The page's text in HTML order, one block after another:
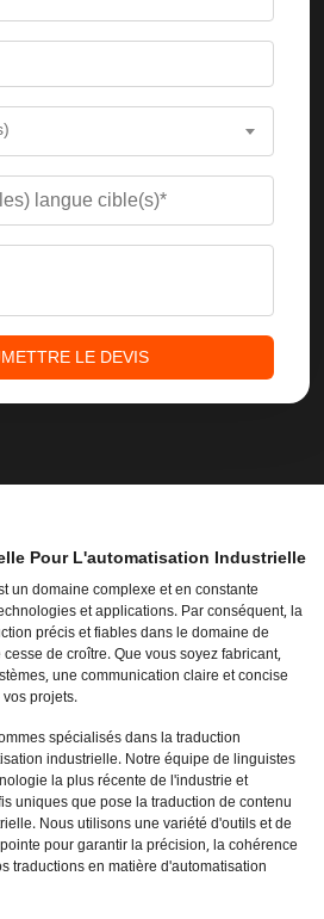
LE DEVIS
Pour L'automatisation Industrielle
un domaine complexe et en constante
et applications. Par conséquent, la
précis et fiables dans le domaine de
de croître. Que vous soyez fabricant,
une communication claire et concise
projets.
spécialisés dans la traduction
industrielle. Notre équipe de linguistes
la plus récente de l'industrie et
uniques que pose la traduction de contenu
Nous utilisons une variété d'outils et de
pour garantir la précision, la cohérence
traductions en matière d'automatisation